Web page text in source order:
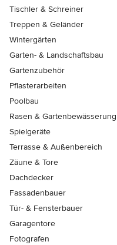
Tischler & Schreiner
Treppen & Geländer
Wintergärten
Garten- & Landschaftsbau
Gartenzubehör
Pflasterarbeiten
Poolbau
Rasen & Gartenbewässerung
Spielgeräte
Terrasse & Außenbereich
Zäune & Tore
Dachdecker
Fassadenbauer
Tür- & Fensterbauer
Garagentore
Fotografen